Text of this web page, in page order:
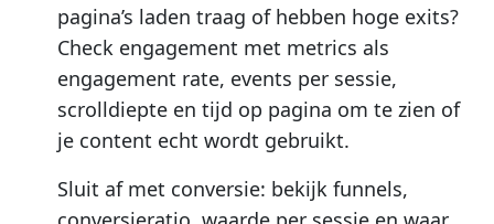
pagina’s laden traag of hebben hoge exits?
Check engagement met metrics als
engagement rate, events per sessie,
scrolldiepte en tijd op pagina om te zien of
je content echt wordt gebruikt.
Sluit af met conversie: bekijk funnels,